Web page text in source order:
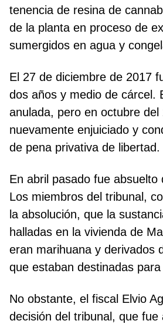
tenencia de resina de
de la planta en proceso de
sumergidos en agua y
El 27 de diciembre de 2017
dos años y medio de cárcel.
anulada, pero en octubre del
nuevamente enjuiciado y
de pena privativa de libertad.
En abril pasado fue absuelto
Los miembros del tribunal,
la absolución, que la
halladas en la vivienda de
eran marihuana y derivados
que estaban destinadas
No obstante, el fiscal Elvio
decisión del tribunal, que fue